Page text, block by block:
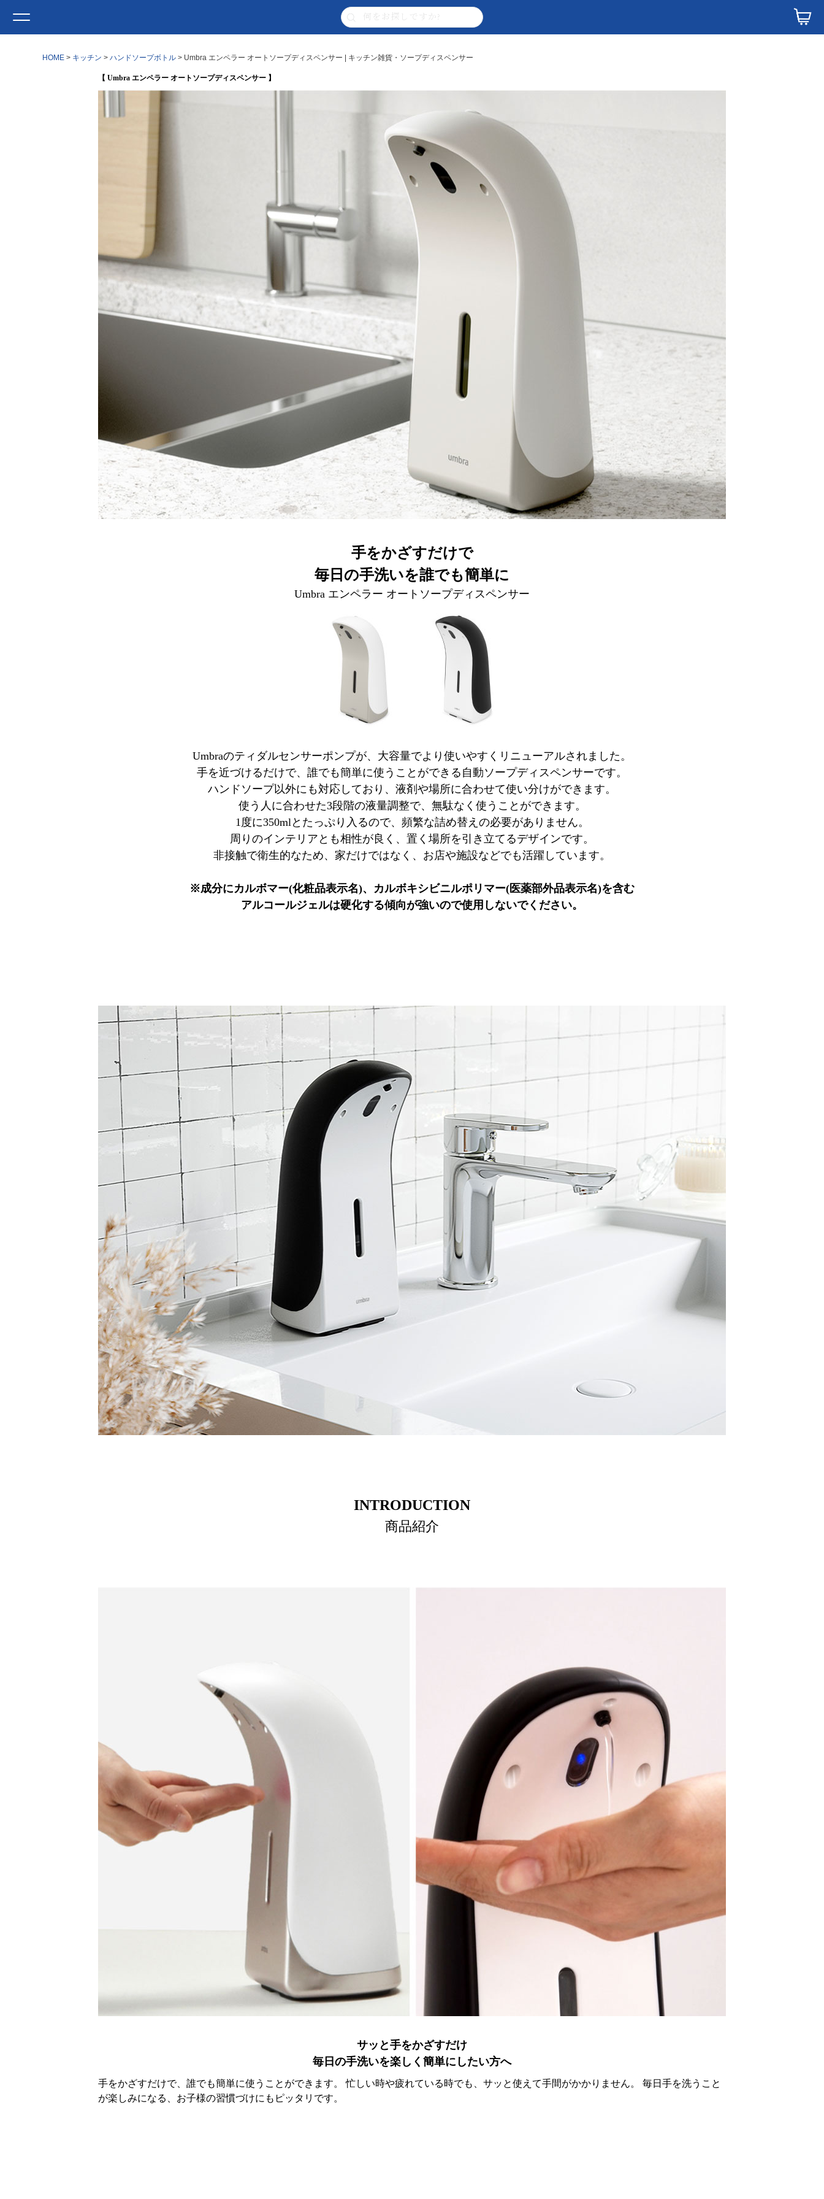
HOME キッチン ハンドソープボトル Umbra エンペラー オートソープディスペンサー | キッチン雑貨・ソープディスペンサー
【 Umbra エンペラー オートソープディスペンサー 】
手をかざすだけで
毎日の手洗いを誰でも簡単に
Umbra エンペラー オートソープディスペンサー
Umbraのティダルセンサーポンプが、大容量でより使いやすくリニューアルされました。
手を近づけるだけで、誰でも簡単に使うことができる自動ソープディスペンサーです。
ハンドソープ以外にも対応しており、液剤や場所に合わせて使い分けができます。
使う人に合わせた3段階の液量調整で、無駄なく使うことができます。
1度に350mlとたっぷり入るので、頻繁な詰め替えの必要がありません。
周りのインテリアとも相性が良く、置く場所を引き立てるデザインです。
非接触で衛生的なため、家だけではなく、お店や施設などでも活躍しています。
※成分にカルボマー(化粧品表示名)、カルボキシビニルポリマー(医薬部外品表示名)を含む
アルコールジェルは硬化する傾向が強いので使用しないでください。
INTRODUCTION
商品紹介
サッと手をかざすだけ
毎日の手洗いを楽しく簡単にしたい方へ
手をかざすだけで、誰でも簡単に使うことができます。 忙しい時や疲れている時でも、サッと使えて手間がかかりません。 毎日手を洗うこと
が楽しみになる、お子様の習慣づけにもピッタリです。